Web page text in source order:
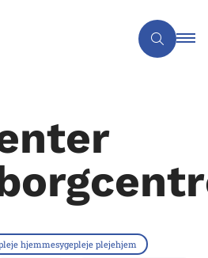
hjemmesygepleje plejehjem